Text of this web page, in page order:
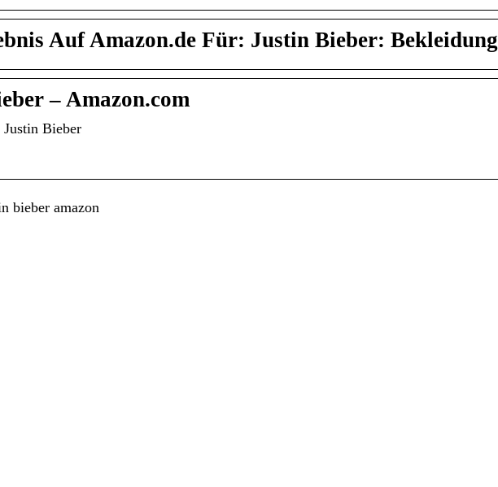
Auf Amazon.de Für: Justin Bieber: Bekleidung
– Amazon.com
Bieber
bieber amazon